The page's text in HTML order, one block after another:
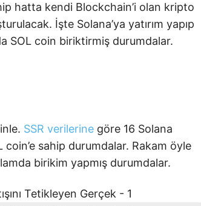
hatta kendi Blockchain’i olan kripto
İşte Solana’ya yatırım yapıp
SOL coin biriktirmiş durumdalar.
SSR verilerine göre 16 Solana
sahip durumdalar. Rakam öyle
birikim yapmış durumdalar.